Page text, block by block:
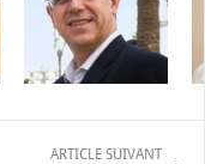
ARTICLE SUIVANT